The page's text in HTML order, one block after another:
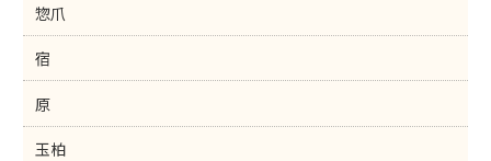
惣爪
宿
原
玉柏